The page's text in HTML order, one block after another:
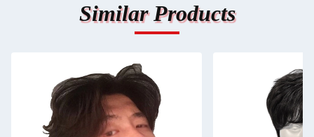
Similar Products